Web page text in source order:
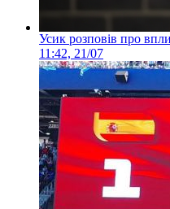
Усик розповів про
11:42, 21/07